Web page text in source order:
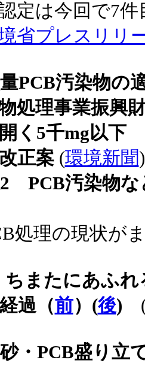
定は今回で7件
省プレスリリ
PCB汚染物の
処理事業振興
く5千mg以下
正案(環境新聞)
PCB汚染物な
理の現状がま
ちまたにあふ
過（前）(後)
・PCB盛り